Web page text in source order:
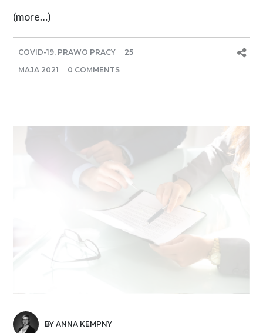
(more…)
COVID-19, PRAWO PRACY
25
MAJA 2021
0 COMMENTS
BY ANNA KEMPNY